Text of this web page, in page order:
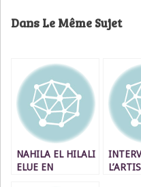
Dans Le Même Sujet
NAHILA EL HILALI
ELUE EN